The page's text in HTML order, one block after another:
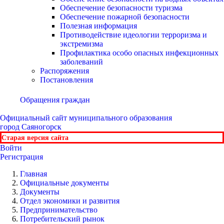
Обеспечение безопасности туризма
Обеспечение пожарной безопасности
Полезная информация
Противодействие идеологии терроризма и
экстремизма
Профилактика особо опасных инфекционных
заболеваний
Распоряжения
Постановления
Обращения граждан
Официальный сайт муниципального образования
город Саяногорск
Старая версия сайта
Войти
Регистрация
Главная
Официальные документы
Документы
Отдел экономики и развития
Предпринимательство
Потребительский рынок